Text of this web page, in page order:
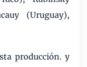
(Uruguay),
producción. y